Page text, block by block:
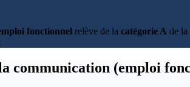
fonctionnel relève de la catégorie A de
communication (emploi